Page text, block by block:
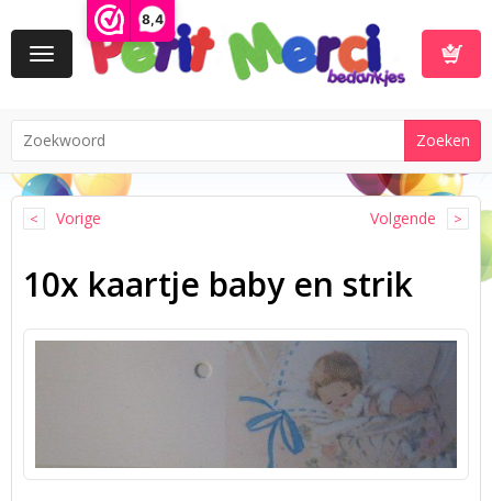
8,4
Toggle
navigation
Vorige Volgende
10x kaartje baby en strik